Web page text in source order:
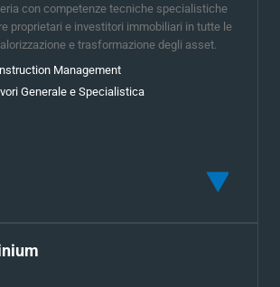
con competenze tecniche specialistiche
proprietari e investitori immobiliari in tutte le
e trasformazione degli asset.
Management
Generale e Specialistica